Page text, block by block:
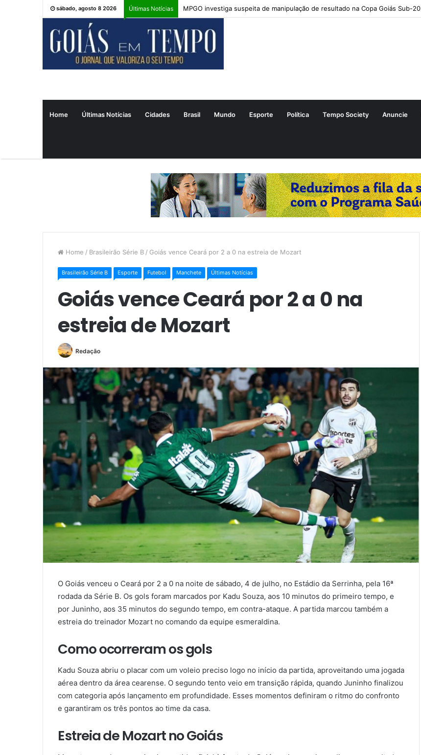
sábado, agosto 8 2026 Últimas Notícias MPGO investiga suspeita de manipulação de resultado na Copa Goiás Sub-20
Home Últimas Notícias Cidades Brasil Mundo Esporte Política Tempo Society Anuncie
Home / Brasileirão Série B / Goiás vence Ceará por 2 a 0 na estreia de Mozart
Brasileirão Série B Esporte Futebol Manchete Últimas Notícias
Goiás vence Ceará por 2 a 0 na
estreia de Mozart
Redação
O Goiás venceu o Ceará por 2 a 0 na noite de sábado, 4 de julho, no Estádio da Serrinha, pela 16ª
rodada da Série B. Os gols foram marcados por Kadu Souza, aos 10 minutos do primeiro tempo, e
por Juninho, aos 35 minutos do segundo tempo, em contra-ataque. A partida marcou também a
estreia do treinador Mozart no comando da equipe esmeraldina.
Como ocorreram os gols
Kadu Souza abriu o placar com um voleio preciso logo no início da partida, aproveitando uma jogada
aérea dentro da área cearense. O segundo tento veio em transição rápida, quando Juninho finalizou
com categoria após lançamento em profundidade. Esses momentos definiram o ritmo do confronto
e garantiram os três pontos ao time da casa.
Estreia de Mozart no Goiás